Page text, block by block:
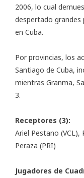
2006, lo cual
despertado grandes
en Cuba.
Por provincias, los
Santiago de Cuba,
mientras Granma,
3.
Receptores (3):
Ariel Pestano (VCL),
Peraza (PRI)
Jugadores de